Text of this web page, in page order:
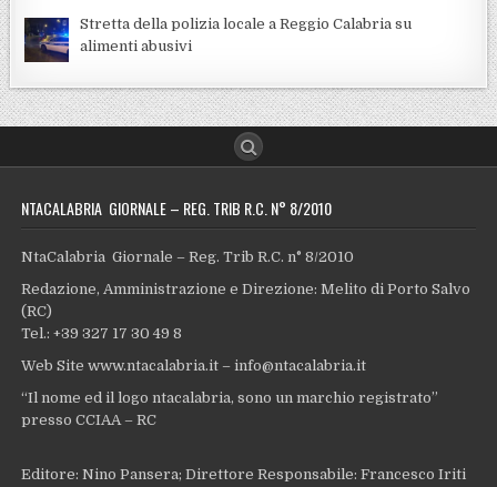
Stretta della polizia locale a Reggio Calabria su
alimenti abusivi
NTACALABRIA GIORNALE – REG. TRIB R.C. N° 8/2010
NtaCalabria Giornale – Reg. Trib R.C. n° 8/2010
Redazione, Amministrazione e Direzione: Melito di Porto Salvo
(RC)
Tel.: +39 327 17 30 49 8
Web Site www.ntacalabria.it – info@ntacalabria.it
“Il nome ed il logo ntacalabria, sono un marchio registrato”
presso CCIAA – RC
Editore: Nino Pansera; Direttore Responsabile: Francesco Iriti